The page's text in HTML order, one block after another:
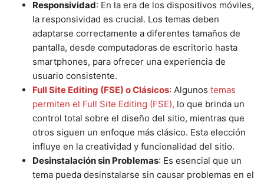
Responsividad: En la era de los dispositivos móviles,
la responsividad es crucial. Los temas deben
adaptarse correctamente a diferentes tamaños de
pantalla, desde computadoras de escritorio hasta
smartphones, para ofrecer una experiencia de
usuario consistente.
Full Site Editing (FSE) o Clásicos: Algunos temas
permiten el Full Site Editing (FSE), lo que brinda un
control total sobre el diseño del sitio, mientras que
otros siguen un enfoque más clásico. Esta elección
influye en la creatividad y funcionalidad del sitio.
Desinstalación sin Problemas: Es esencial que un
tema pueda desinstalarse sin causar problemas en el